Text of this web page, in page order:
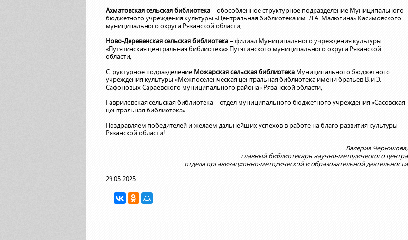
Ахматовская сельская библиотека– обособленное структурное подразделение Муниципального
бюджетного учреждения культуры «Центральная библиотека им. Л.А. Малюгина» Касимовского
муниципального округа Рязанской области;
Ново-Деревенская сельская библиотека– филиал Муниципального учреждения культуры
«Путятинская центральная библиотека» Путятинского муниципального округа Рязанской
области;
Структурное подразделение Можарская сельская библиотека Муниципального бюджетного
учреждения культуры «Межпоселенческая центральная библиотека имени братьев В. и Э.
Сафоновых Сараевского муниципального района» Рязанской области;
Гавриловская сельская библиотека – отдел муниципального бюджетного учреждения «Сасовская
центральная библиотека».
Поздравляем победителей и желаем дальнейших успехов в работе на благо развития культуры
Рязанской области!
Валерия Черникова,
главный библиотекарь научно-методического центра
отдела организационно-методической и образовательной деятельности
29.05.2025